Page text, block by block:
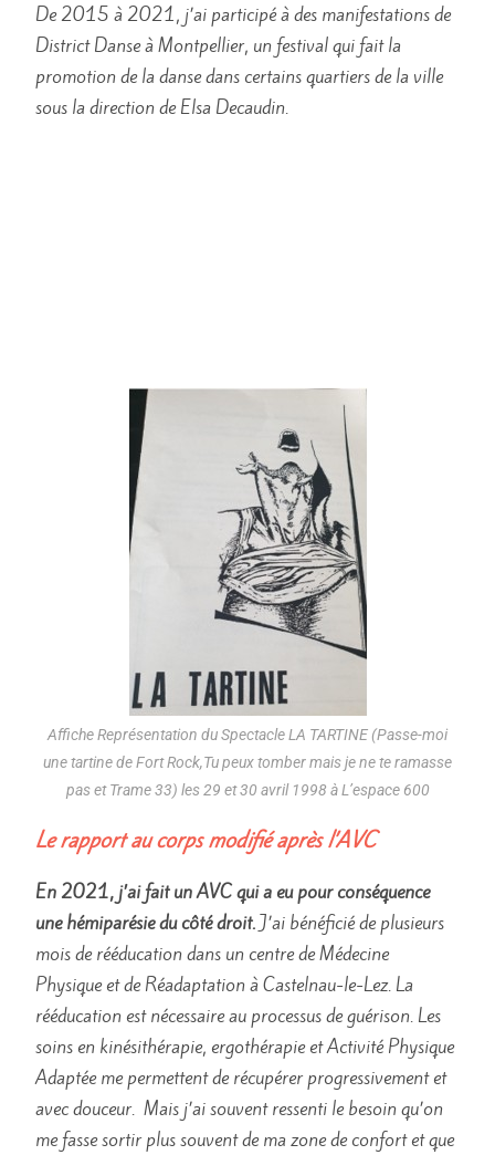
De 2015 à 2021, j’ai participé à des manifestations de
District Danse à Montpellier, un festival qui fait la
promotion de la danse dans certains quartiers de la ville
sous la direction de Elsa Decaudin.
Affiche Représentation du Spectacle LA TARTINE (Passe-moi
une tartine de Fort Rock,Tu peux tomber mais je ne te ramasse
pas et Trame 33) les 29 et 30 avril 1998 à L’espace 600
Le rapport au corps modifié après l’AVC
En 2021, j’ai fait un AVC qui a eu pour conséquence
une hémiparésie du côté droit.J’ai bénéficié de plusieurs
mois de rééducation dans un centre de Médecine
Physique et de Réadaptation à Castelnau-le-Lez. La
rééducation est nécessaire au processus de guérison. Les
soins en kinésithérapie, ergothérapie et Activité Physique
Adaptée me permettent de récupérer progressivement et
avec douceur. Mais j’ai souvent ressenti le besoin qu’on
me fasse sortir plus souvent de ma zone de confort et que